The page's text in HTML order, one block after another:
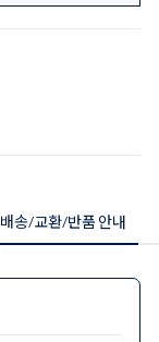
배송/교환/반품 안내